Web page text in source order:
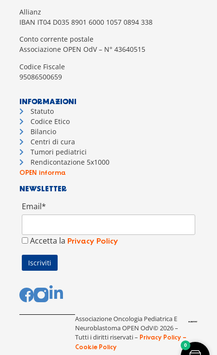
Allianz
IBAN IT04 D035 8901 6000 1057 0894 338
Conto corrente postale
Associazione OPEN OdV – N° 43640515
Codice Fiscale
95086500659
INFORMAZIONI
Statuto
Codice Etico
Bilancio
Centri di cura
Tumori pediatrici
Rendicontazione 5x1000
OPEN informa
NEWSLETTER
Email*
Accetta la Privacy Policy
Associazione Oncologia Pediatrica E
Neuroblastoma OPEN OdV© 2026 –
Tutti i diritti riservati – Privacy Policy –
Cookie Policy
0